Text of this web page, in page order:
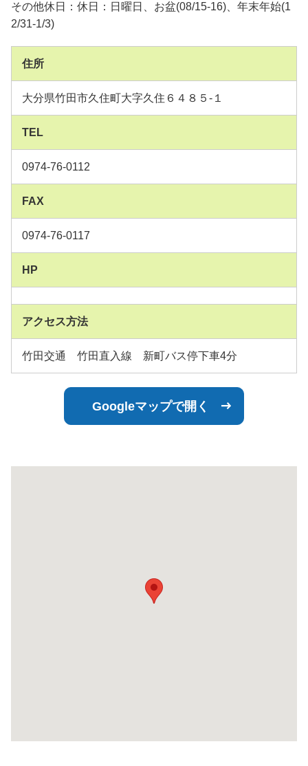
その他休日：休日：日曜日、お盆(08/15-16)、年末年始(1
2/31-1/3)
住所
大分県竹田市久住町大字久住６４８５-１
TEL
0974-76-0112
FAX
0974-76-0117
HP
アクセス方法
竹田交通 竹田直入線 新町バス停下車4分
Googleマップで開く